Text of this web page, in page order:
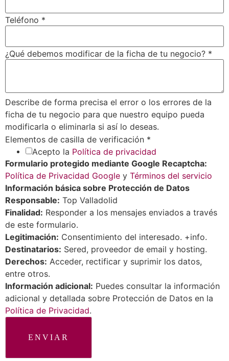
Teléfono *
¿Qué debemos modificar de la ficha de tu negocio? *
Describe de forma precisa el error o los errores de la
ficha de tu negocio para que nuestro equipo pueda
modificarla o eliminarla si así lo deseas.
Elementos de casilla de verificación *
Acepto la Política de privacidad
Formulario protegido mediante Google Recaptcha:
Política de Privacidad Google y Términos del servicio
Información básica sobre Protección de Datos
Responsable: Top Valladolid
Finalidad: Responder a los mensajes enviados a través
de este formulario.
Legitimación: Consentimiento del interesado. +info.
Destinatarios: Sered, proveedor de email y hosting.
Derechos: Acceder, rectificar y suprimir los datos,
entre otros.
Información adicional: Puedes consultar la información
adicional y detallada sobre Protección de Datos en la
Política de Privacidad.
ENVIAR